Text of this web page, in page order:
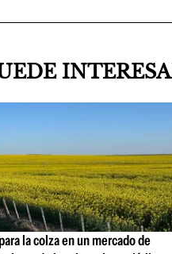
la colza en un mercado de